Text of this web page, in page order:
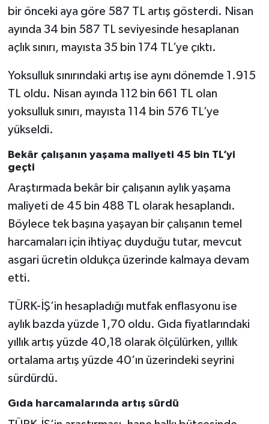
bir önceki aya göre 587 TL artış gösterdi. Nisan
ayında 34 bin 587 TL seviyesinde hesaplanan
açlık sınırı, mayısta 35 bin 174 TL’ye çıktı.
Yoksulluk sınırındaki artış ise aynı dönemde 1.915
TL oldu. Nisan ayında 112 bin 661 TL olan
yoksulluk sınırı, mayısta 114 bin 576 TL’ye
yükseldi.
Bekâr çalışanın yaşama maliyeti 45 bin TL’yi
geçti
Araştırmada bekâr bir çalışanın aylık yaşama
maliyeti de 45 bin 488 TL olarak hesaplandı.
Böylece tek başına yaşayan bir çalışanın temel
harcamaları için ihtiyaç duyduğu tutar, mevcut
asgari ücretin oldukça üzerinde kalmaya devam
etti.
TÜRK-İŞ’in hesapladığı mutfak enflasyonu ise
aylık bazda yüzde 1,70 oldu. Gıda fiyatlarındaki
yıllık artış yüzde 40,18 olarak ölçülürken, yıllık
ortalama artış yüzde 40’ın üzerindeki seyrini
sürdürdü.
Gıda harcamalarında artış sürdü